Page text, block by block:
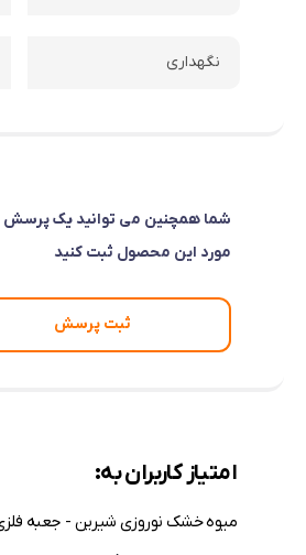
نگهداری
شما همچنین می توانید یک پرسش
مورد این محصول ثبت کنید
ثبت پرسش
امتیاز کاربران به:
میوه خشک نوروزی شیرین - جعبه فلزی 20